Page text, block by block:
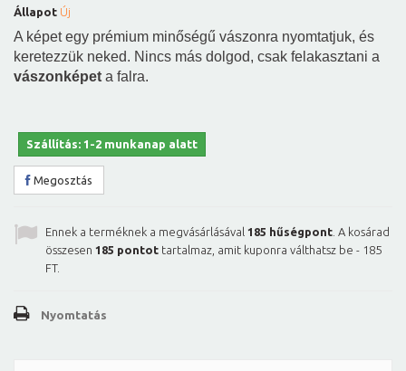
Állapot Új
A képet egy prémium minőségű vászonra nyomtatjuk, és
keretezzük neked. Nincs más dolgod, csak felakasztani a
vászonképet a falra.
Szállítás: 1-2 munkanap alatt
Megosztás
Ennek a terméknek a megvásárlásával 185 hűségpont . A kosárad
összesen 185 pontot tartalmaz, amit kuponra válthatsz be - 185
FT.
Nyomtatás